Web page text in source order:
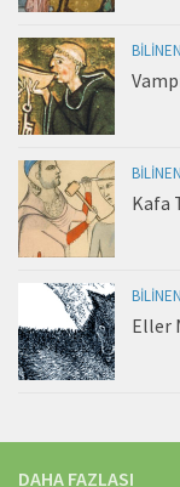
Kafa
Eller
DAHA FAZLASI